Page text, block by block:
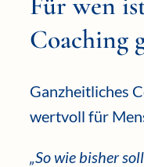
Coaching
Ganzheitliches
wertvoll für
„So wie bisher